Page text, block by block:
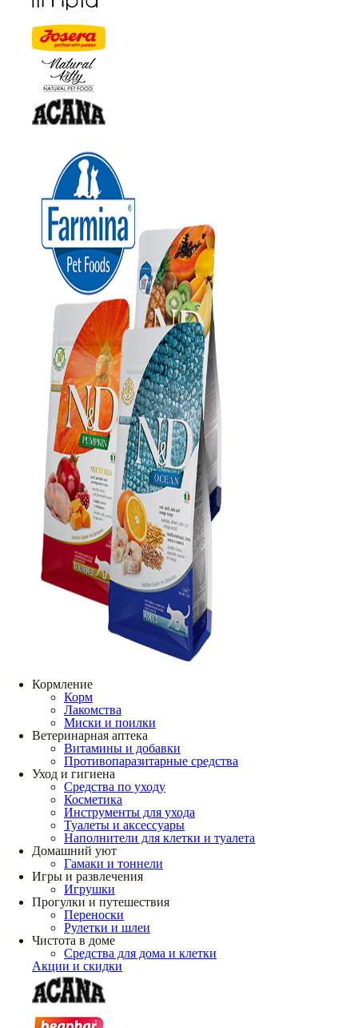
Кормление
Корм
Лакомства
Миски и поилки
Ветеринарная аптека
Витамины и добавки
Противопаразитарные средства
Уход и гигиена
Средства по уходу
Косметика
Инструменты для ухода
Туалеты и аксессуары
Наполнители для клетки и туалета
Домашний уют
Гамаки и тоннели
Игры и развлечения
Игрушки
Прогулки и путешествия
Переноски
Рулетки и шлеи
Чистота в доме
Средства для дома и клетки
Акции и скидки